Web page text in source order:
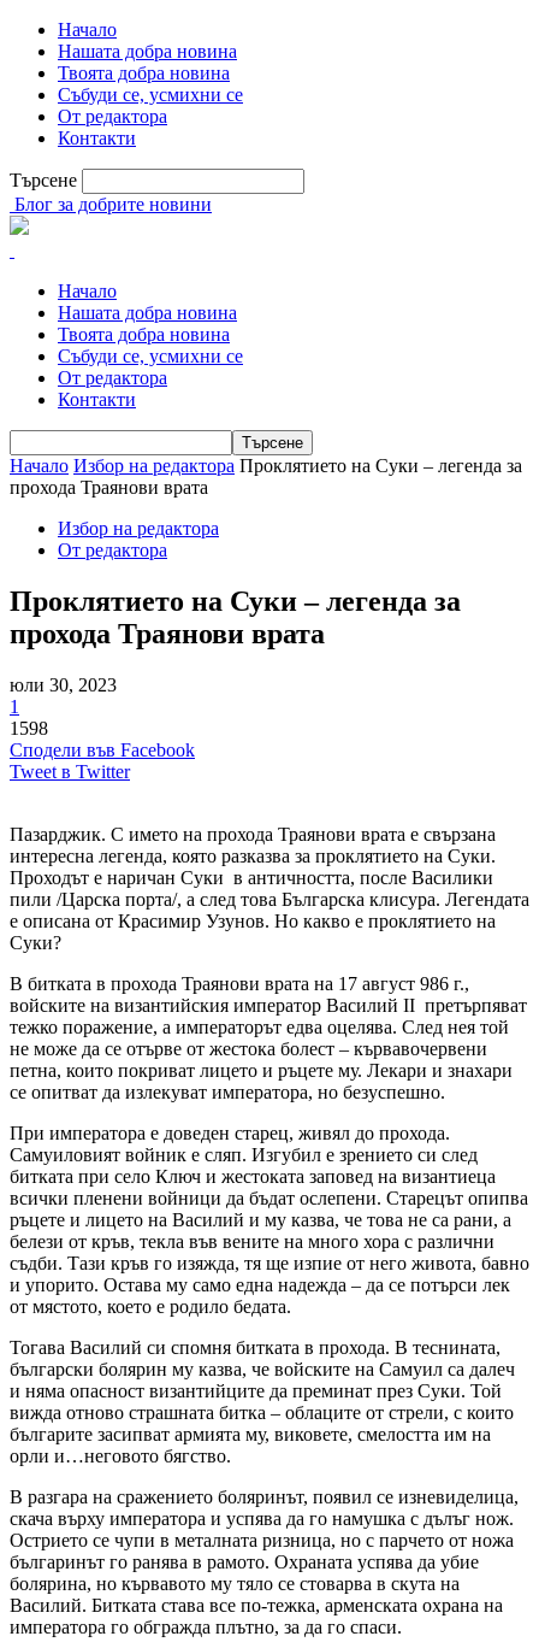
Начало
Нашата добра новина
Твоята добра новина
Събуди се, усмихни се
От редактора
Контакти
Търсене
Блог за добрите новини
Начало
Нашата добра новина
Твоята добра новина
Събуди се, усмихни се
От редактора
Контакти
Начало Избор на редактора Проклятието на Суки – легенда за
прохода Траянови врата
Избор на редактора
От редактора
Проклятието на Суки – легенда за
прохода Траянови врата
юли 30, 2023
1
1598
Сподели във Facebook
Tweet в Twitter
Пазарджик. С името на прохода Траянови врата е свързана
интересна легенда, която разказва за проклятието на Суки.
Проходът е наричан Суки в античността, после Василики
пили /Царска порта/, а след това Българска клисура. Легендата
е описана от Красимир Узунов. Но какво е проклятието на
Суки?
В битката в прохода Траянови врата на 17 август 986 г.,
войските на византийския император Василий II претърпяват
тежко поражение, а императорът едва оцелява. След нея той
не може да се отърве от жестока болест – кървавочервени
петна, които покриват лицето и ръцете му. Лекари и знахари
се опитват да излекуват императора, но безуспешно.
При императора е доведен старец, живял до прохода.
Самуиловият войник е сляп. Изгубил е зрението си след
битката при село Ключ и жестоката заповед на византиеца
всички пленени войници да бъдат ослепени. Старецът опипва
ръцете и лицето на Василий и му казва, че това не са рани, а
белези от кръв, текла във вените на много хора с различни
съдби. Тази кръв го изяжда, тя ще изпие от него живота, бавно
и упорито. Остава му само една надежда – да се потърси лек
от мястото, което е родило бедата.
Тогава Василий си спомня битката в прохода. В теснината,
български болярин му казва, че войските на Самуил са далеч
и няма опасност византийците да преминат през Суки. Той
вижда отново страшната битка – облаците от стрели, с които
българите засипват армията му, виковете, смелостта им на
орли и…неговото бягство.
В разгара на сражението боляринът, появил се изневиделица,
скача върху императора и успява да го намушка с дълъг нож.
Острието се чупи в металната ризница, но с парчето от ножа
българинът го ранява в рамото. Охраната успява да убие
болярина, но кървавото му тяло се стоварва в скута на
Василий. Битката става все по-тежка, арменската охрана на
императора го обгражда плътно, за да го спаси.